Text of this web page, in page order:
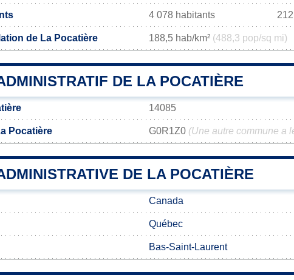
4 078 habitants
de La Pocatière 188,5 hab/km² (488,3 pop/sq mi)
DE LA POCATIÈRE
14085
Pocatière G0R1Z0 (Une autre commune a
DE LA POCATIÈRE
Canada
Québec
Bas-Saint-Laurent